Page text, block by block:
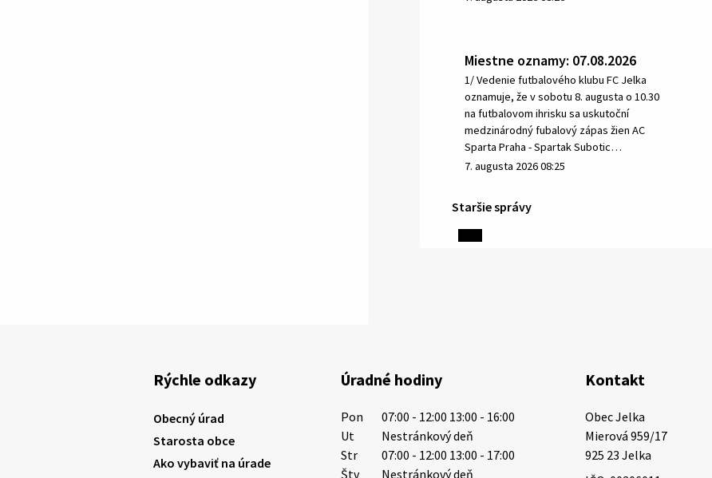
Miestne oznamy: 07.08.2026
1/ Vedenie futbalového klubu FC Jelka
oznamuje, že v sobotu 8. augusta o 10.30
na futbalovom ihrisku sa uskutoční
medzinárodný fubalový zápas žien AC
Sparta Praha - Spartak Subotic…
7. augusta 2026 08:25
6. augusta 2026 08:13
vodárenská spoločnosť preto žiada
6. augusta 2026 08:12
Staršie správy
Rýchle odkazy
Obecný úrad
Starosta obce
Ako vybaviť na úrade
Úradné hodiny
Pon
07:00 - 12:00 13:00 - 16:00
Ut
Nestránkový deň
Str
07:00 - 12:00 13:00 - 17:00
Štv
Nestránkový deň
Kontakt
Obec Jelka
Mierová 959/17
925 23 Jelka